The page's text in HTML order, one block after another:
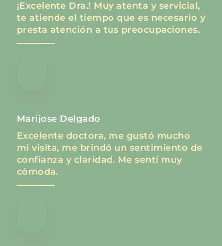
¡Excelente Dra.! Muy atenta y servicial,
te atiende el tiempo que es necesario y
presta atención a tus preocupaciones.
Marijose Delgado
Excelente doctora, me gustó mucho
mi visita, me brindó un sentimiento de
confianza y claridad. Me sentí muy
cómoda.